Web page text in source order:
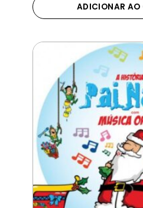
ADICIONAR AO